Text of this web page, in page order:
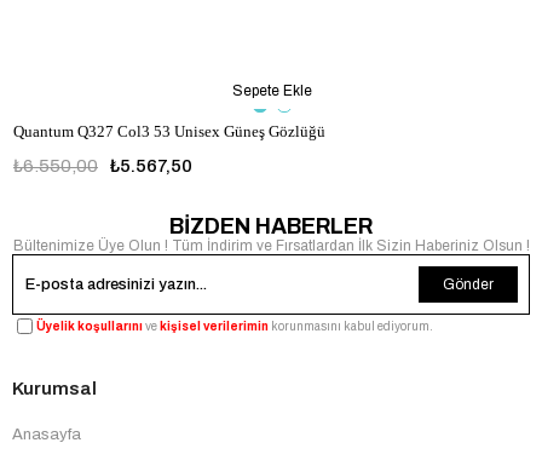
Quantum Q327 Col3 53 Unisex Güneş Gözlüğü
₺5.567,50
₺6.550,00
Sepete Ekle
BİZDEN HABERLER
Bültenimize Üye Olun ! Tüm İndirim ve Fırsatlardan İlk Sizin Haberiniz Olsun !
Gönder
Üyelik koşullarınıve kişisel verilerimin korunmasını kabul ediyorum.
Kurumsal
Anasayfa